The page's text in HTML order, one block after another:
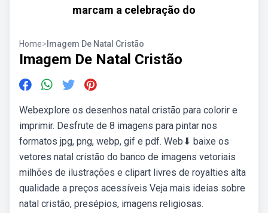
marcam a celebração do
Home> Imagem De Natal Cristão
Imagem De Natal Cristão
Webexplore os desenhos natal cristão para colorir e
imprimir. Desfrute de 8 imagens para pintar nos
formatos jpg, png, webp, gif e pdf. Web⬇ baixe os
vetores natal cristão do banco de imagens vetoriais
milhões de ilustrações e clipart livres de royalties alta
qualidade a preços acessíveis Veja mais ideias sobre
natal cristão, presépios, imagens religiosas.